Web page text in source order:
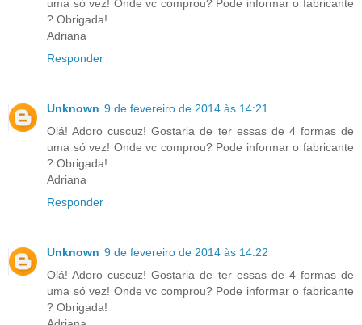
uma só vez! Onde vc comprou? Pode informar o fabricante
? Obrigada!
Adriana
Responder
Unknown 9 de fevereiro de 2014 às 14:21
Olá! Adoro cuscuz! Gostaria de ter essas de 4 formas de
uma só vez! Onde vc comprou? Pode informar o fabricante
? Obrigada!
Adriana
Responder
Unknown 9 de fevereiro de 2014 às 14:22
Olá! Adoro cuscuz! Gostaria de ter essas de 4 formas de
uma só vez! Onde vc comprou? Pode informar o fabricante
? Obrigada!